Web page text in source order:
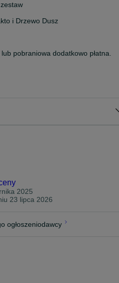
i Drzewo Dusz
pobraniowa dodatkowo płatna.
2025
23 lipca 2026
ogłoszeniodawcy